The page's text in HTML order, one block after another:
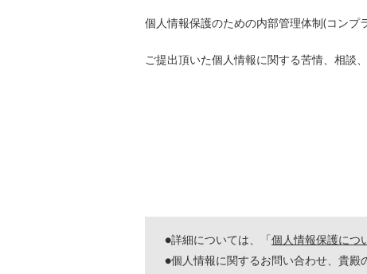
個人情報保護のための内部管理体制(コンプ
ご提出頂いた個人情報に関する苦情、相談
●詳細については、「 個人情報保護につ
●個人情報に関するお問い合わせ、貴殿